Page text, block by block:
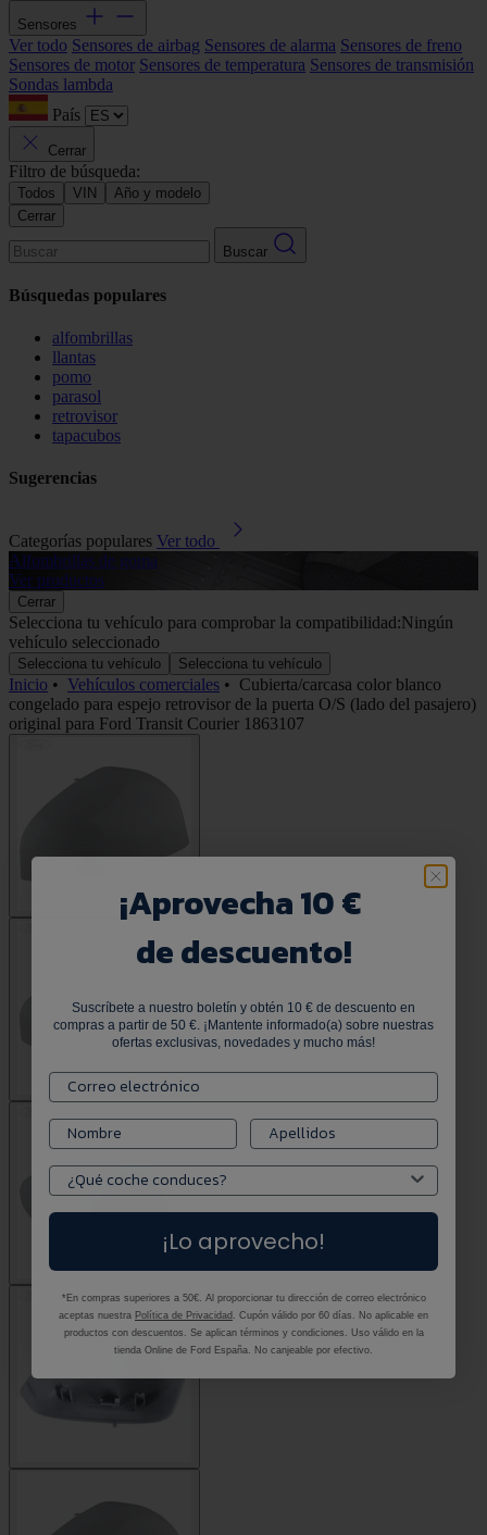
Sensores
Ver todo Sensores de airbag Sensores de alarma Sensores de freno
Sensores de motor Sensores de temperatura Sensores de transmisión
Sondas lambda
País
Cerrar
Filtro de búsqueda:
Todos VIN
Año y modelo
Cerrar
Buscar
Búsquedas populares
alfombrillas
llantas
pomo
parasol
retrovisor
tapacubos
Sugerencias
Categorías populares Ver todo
Alfombrillas de goma
Ver productos
Cerrar
Selecciona tu vehículo para comprobar la compatibilidad:Ningún
vehículo seleccionado
Selecciona tu vehículo Selecciona tu vehículo
Inicio • Vehículos comerciales • Cubierta/carcasa color blanco
congelado para espejo retrovisor de la puerta O/S (lado del pasajero)
original para Ford Transit Courier 1863107
¡Aprovecha 10 €
de descuento!
Suscríbete a nuestro boletín y obtén 10 € de descuento en
compras a partir de 50 €. ¡Mantente informado(a) sobre nuestras
ofertas exclusivas, novedades y mucho más!
¡Lo aprovecho!
*En compras superiores a 50€. Al proporcionar tu dirección de correo electrónico
aceptas nuestra Política de Privacidad . Cupón válido por 60 días. No aplicable en
productos con descuentos. Se aplican términos y condiciones. Uso válido en la
tienda Online de Ford España. No canjeable por efectivo.